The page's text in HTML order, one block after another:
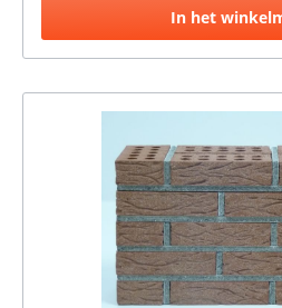
stempelrollen worden voorzien
tekening. Alleen een
zijn, dit doordat ze de opening
de perforatie. Het voordeel
gelijkmatige droging en
twijfelt over de kleur/uiterlijk
ons een steenmonster
In het